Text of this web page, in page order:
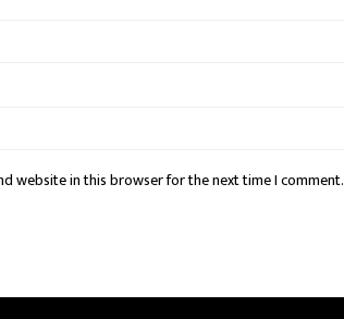
website in this browser for the next time I comment.